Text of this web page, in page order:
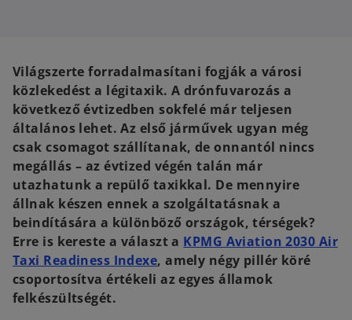
t
a
b
t
a
Világszerte forradalmasítani fogják a városi
közlekedést a légitaxik. A drónfuvarozás a
következő évtizedben sokfelé már teljesen
általános lehet. Az első járművek ugyan még
csak csomagot szállítanak, de onnantól nincs
megállás – az évtized végén talán már
utazhatunk a repülő taxikkal. De mennyire
állnak készen ennek a szolgáltatásnak a
beindítására a különböző országok, térségek?
Erre is kereste a választ a KPMG Aviation 2030 Air
Taxi Readiness Indexeo
p
, amely négy pillér köré
csoportosítva értékeli az egyes államok
felkészültségét.